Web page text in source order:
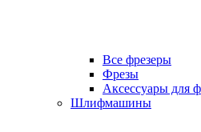
Все фрезеры
Фрезы
Аксессуары для
Шлифмашины